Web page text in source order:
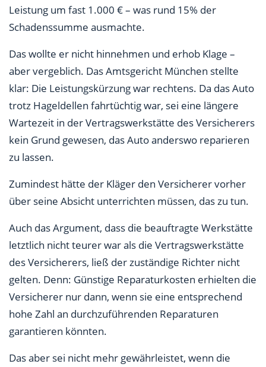
Leistung um fast 1.000 € – was rund 15% der
Schadenssumme ausmachte.
Das wollte er nicht hinnehmen und erhob Klage –
aber vergeblich. Das Amtsgericht München stellte
klar: Die Leistungskürzung war rechtens. Da das Auto
trotz Hageldellen fahrtüchtig war, sei eine längere
Wartezeit in der Vertragswerkstätte des Versicherers
kein Grund gewesen, das Auto anderswo reparieren
zu lassen.
Zumindest hätte der Kläger den Versicherer vorher
über seine Absicht unterrichten müssen, das zu tun.
Auch das Argument, dass die beauftragte Werkstätte
letztlich nicht teurer war als die Vertragswerkstätte
des Versicherers, ließ der zuständige Richter nicht
gelten. Denn: Günstige Reparaturkosten erhielten die
Versicherer nur dann, wenn sie eine entsprechend
hohe Zahl an durchzuführenden Reparaturen
garantieren könnten.
Das aber sei nicht mehr gewährleistet, wenn die